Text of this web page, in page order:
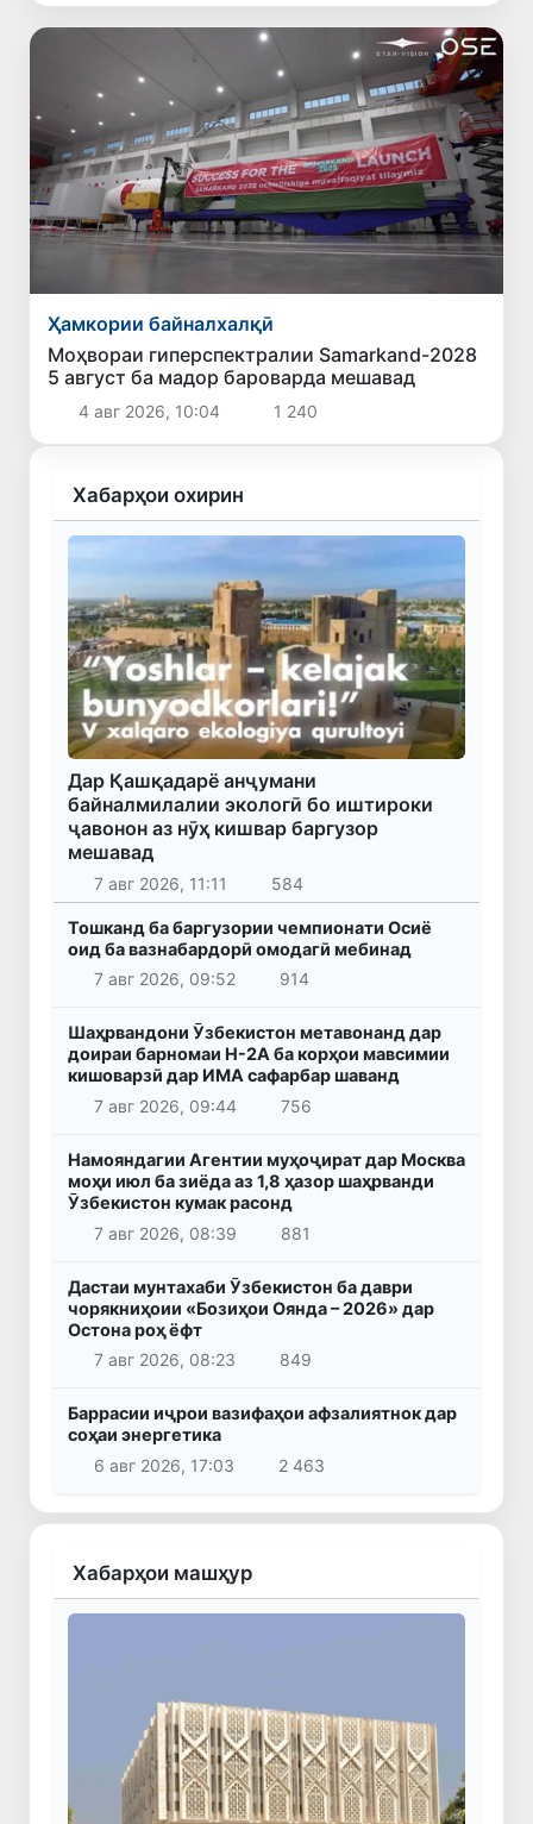
Ҳамкории байналхалқӣ
Моҳвораи гиперспектралии Samarkand-2028
5 август ба мадор бароварда мешавад
4 авг 2026, 10:04 1 240
Хабарҳои охирин
Дар Қашқадарё анҷумани
байналмилалии экологӣ бо иштироки
ҷавонон аз нӯҳ кишвар баргузор
мешавад
7 авг 2026, 11:11 584
Тошканд ба баргузории чемпионати Осиё
оид ба вазнабардорӣ омодагӣ мебинад
7 авг 2026, 09:52
914
Шаҳрвандони Ӯзбекистон метавонанд дар
доираи барномаи H-2A ба корҳои мавсимии
кишоварзӣ дар ИМА сафарбар шаванд
7 авг 2026, 09:44
756
Намояндагии Агентии муҳоҷират дар Москва
моҳи июл ба зиёда аз 1,8 ҳазор шаҳрванди
Ӯзбекистон кумак расонд
7 авг 2026, 08:39
881
Дастаи мунтахаби Ӯзбекистон ба даври
чорякниҳоии «Бозиҳои Оянда – 2026» дар
Остона роҳ ёфт
7 авг 2026, 08:23
849
Баррасии иҷрои вазифаҳои афзалиятнок дар
соҳаи энергетика
6 авг 2026, 17:03
2 463
Хабарҳои машҳур